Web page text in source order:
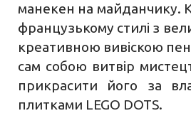
манекен на майданчику.
французькому стилі з
креативною вивіскою
сам собою витвір
прикрасити його за
плитками LEGO DOTS.